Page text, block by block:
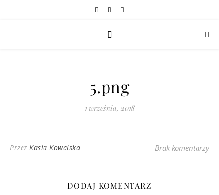
5.png
1 września, 2018
Przez Kasia Kowalska Brak komentarzy
DODAJ KOMENTARZ